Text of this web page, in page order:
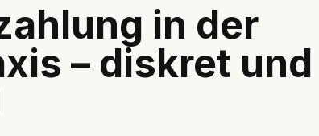
in der
– diskret und